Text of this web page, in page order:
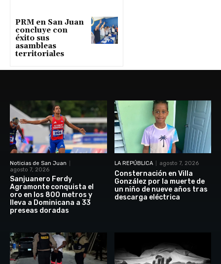
PRM en San Juan
concluye con
éxito sus
asambleas
territoriales
Noticias de San Juan
agosto 7, 2026
Sanjuanero Ferdy
Agramonte conquista el
oro en los 800 metros y
lleva a Dominicana a 33
preseas doradas
LA REPÚBLICA agosto 7, 2026
Consternación en Villa
González por la muerte de
un niño de nueve años tras
descarga eléctrica